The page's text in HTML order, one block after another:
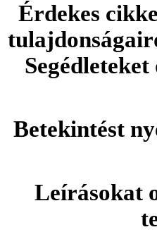
Érdekes
Betekintést
Leírásokat